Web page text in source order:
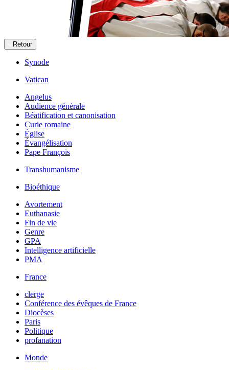
Retour
Synode
Vatican
Angelus
Audience générale
Béatification et canonisation
Curie romaine
Église
Évangélisation
Pape François
Transhumanisme
Bioéthique
Avortement
Euthanasie
Fin de vie
Genre
GPA
Intelligence artificielle
PMA
France
clerge
Conférence des évêques de France
Diocèses
Paris
Politique
profanation
Monde